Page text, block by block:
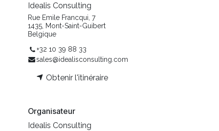
Idealis Consulting
Rue Emile Francqui, 7
1435, Mont-Saint-Guibert
Belgique
+32 10 39 88 33
sales@idealisconsulting.com
Obtenir l'itinéraire
Organisateur
Idealis Consulting